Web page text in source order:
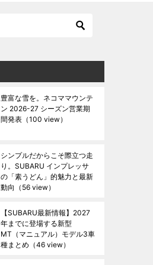
豊富な雪を。ネコママウンテ
ン 2026-27 シーズン営業期
間発表 （100 view）
シンプルだからこそ際立つ走
り。SUBARU インプレッサ
の「素うどん」的魅力と最新
動向 （56 view）
【SUBARU最新情報】2027
年までに登場する新型
MT（マニュアル）モデル3車
種まとめ （46 view）